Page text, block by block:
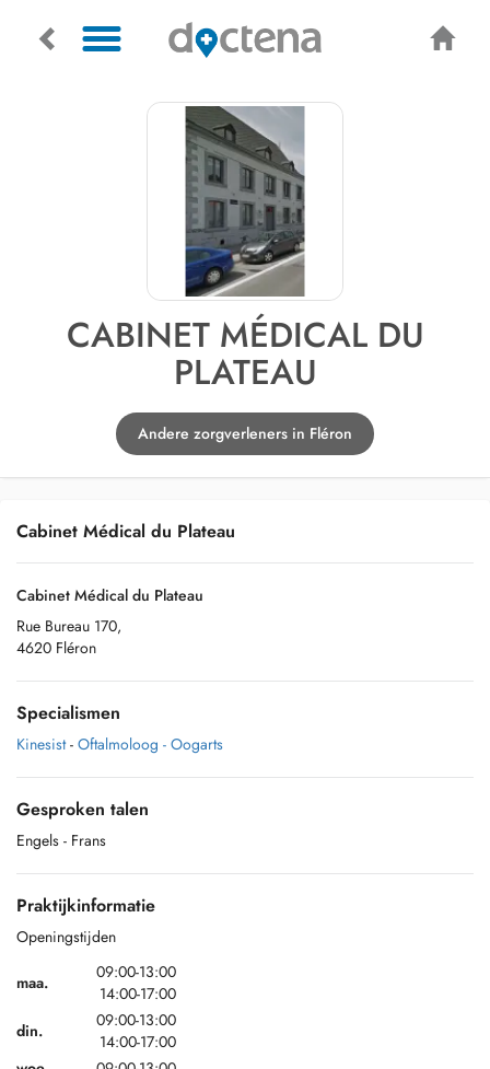
CABINET MÉDICAL DU
PLATEAU
Andere zorgverleners in Fléron
Cabinet Médical du Plateau
Cabinet Médical du Plateau
Rue Bureau 170,
4620 Fléron
Specialismen
Kinesist - Oftalmoloog - Oogarts
Gesproken talen
Engels - Frans
Praktijkinformatie
Openingstijden
maa.
09:00-13:00
14:00-17:00
din.
09:00-13:00
14:00-17:00